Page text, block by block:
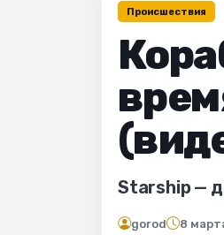
Происшествия
Starship —
gorod 8